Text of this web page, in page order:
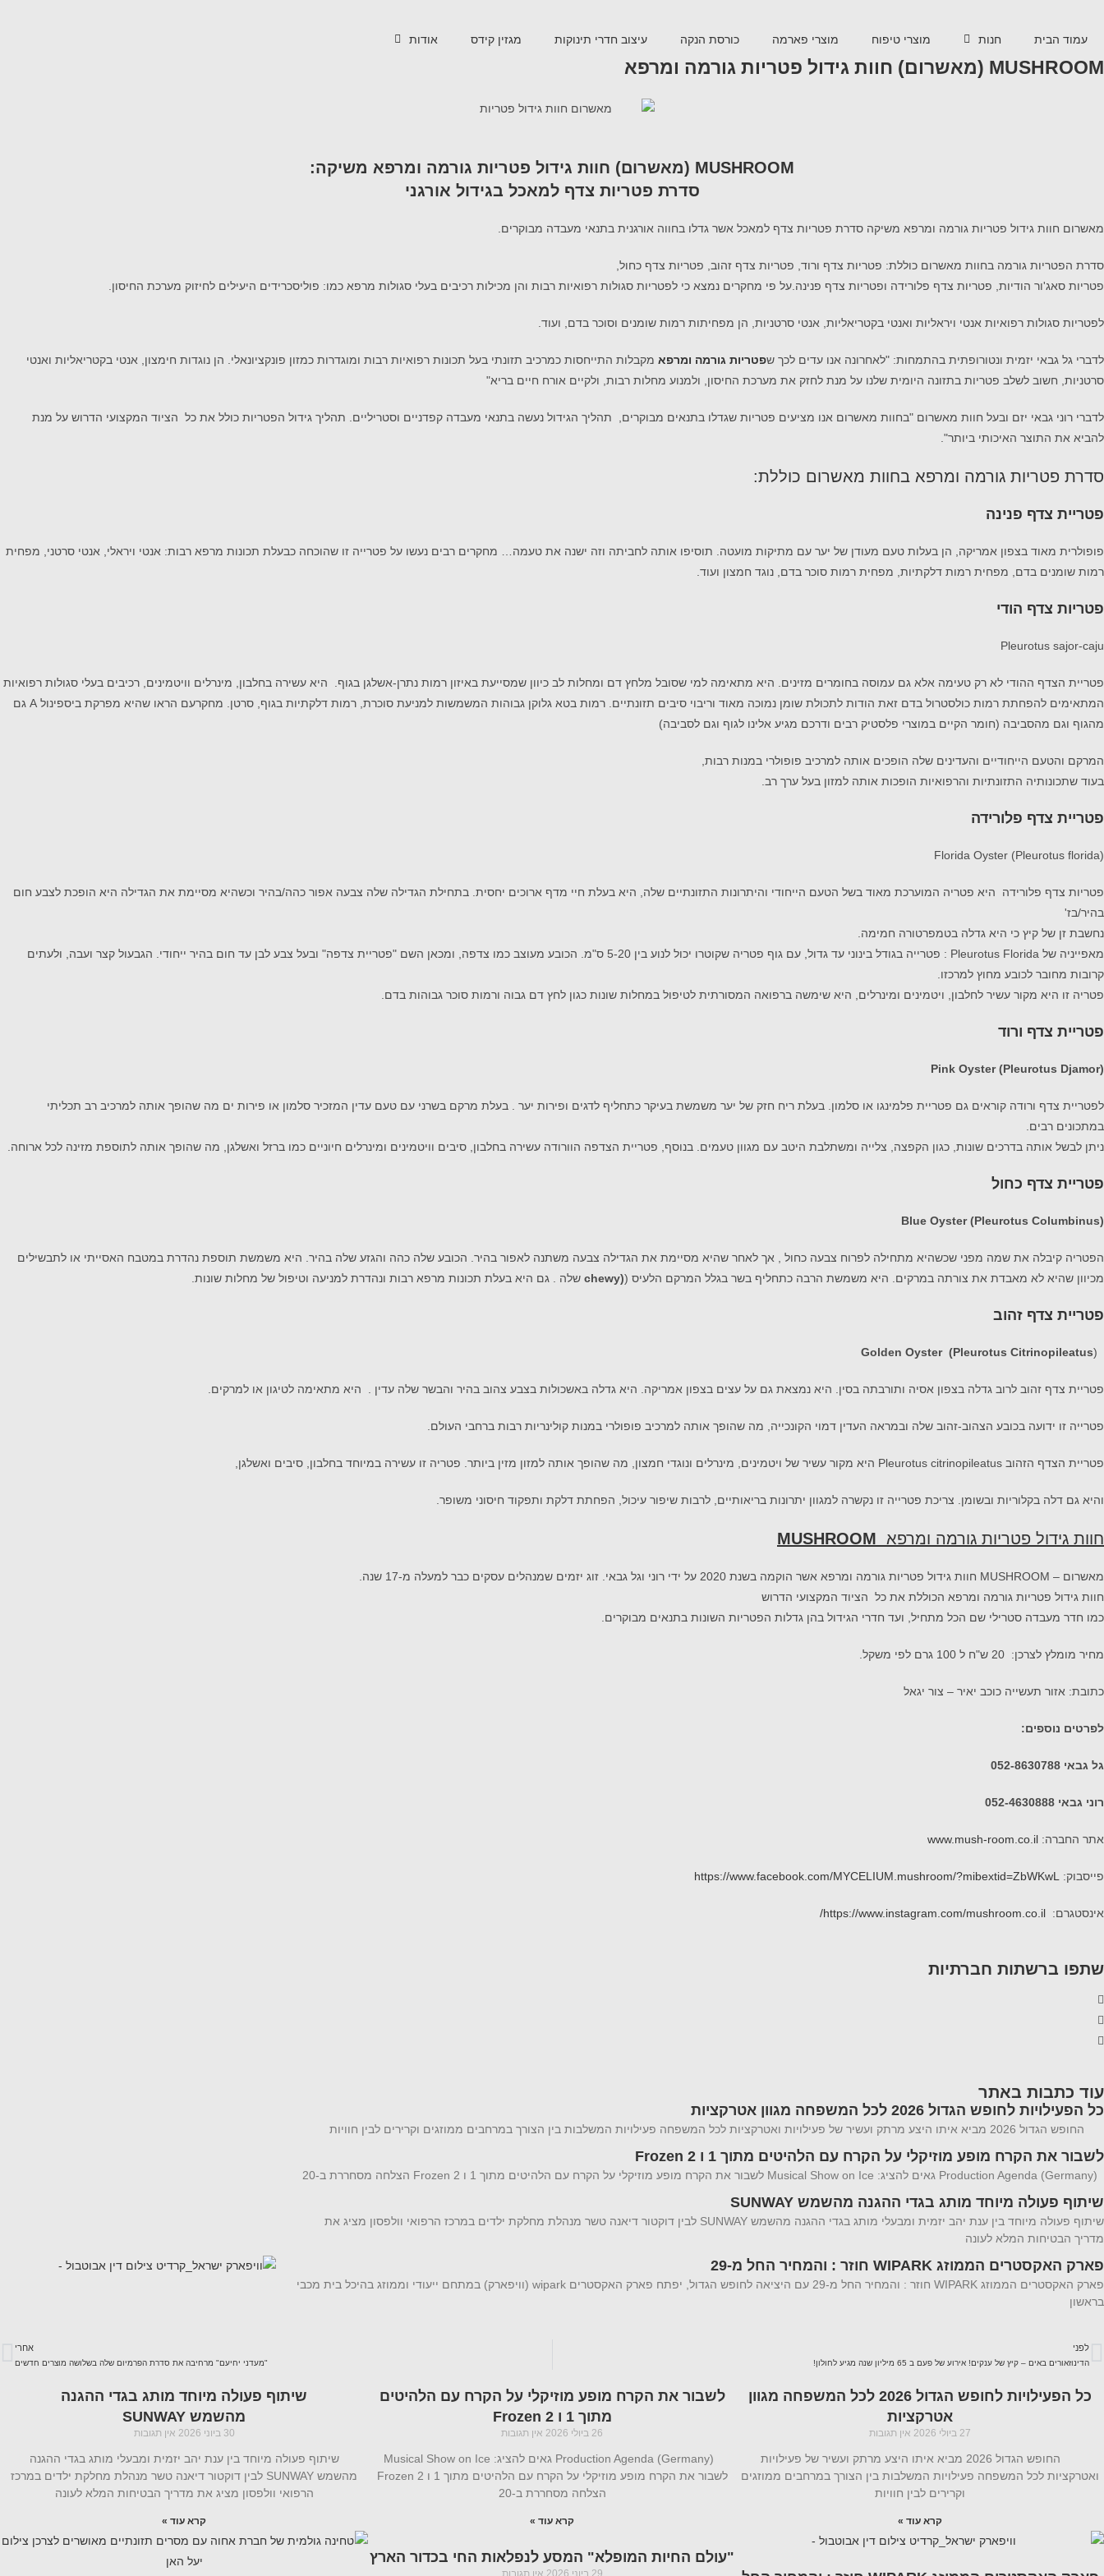
עמוד הבית חנות מוצרי טיפוח מוצרי פארמה כורסת הנקה עיצוב חדרי תינוקות מגזין קידס אודות
MUSHROOM (מאשרום) חוות גידול פטריות גורמה ומרפא
MUSHROOM (מאשרום) חוות גידול פטריות גורמה ומרפא משיקה:
סדרת פטריות צדף למאכל בגידול אורגני
מאשרום חוות גידול פטריות גורמה ומרפא משיקה סדרת פטריות צדף למאכל אשר גדלו בחווה אורגנית בתנאי מעבדה מבוקרים.
סדרת הפטריות גורמה בחוות מאשרום כוללת: פטריות צדף ורוד, פטריות צדף זהוב, פטריות צדף כחול,
פטריות סאג'ור הודיות, פטריות צדף פלורידה ופטריות צדף פנינה.על פי מחקרים נמצא כי לפטריות סגולות רפואיות רבות והן מכילות רכיבים בעלי סגולות מרפא כמו: פוליסכרידים היעילים לחיזוק מערכת החיסון.
לפטריות סגולות רפואיות אנטי ויראליות ואנטי בקטריאליות, אנטי סרטניות, הן מפחיתות רמות שומנים וסוכר בדם, ועוד.
לדברי גל גבאי יזמית ונטורופתית בהתמחות: "לאחרונה אנו עדים לכך שפטריות גורמה ומרפא מקבלות התייחסות כמרכיב תזונתי בעל תכונות רפואיות רבות ומוגדרות כמזון פונקציונאלי. הן נוגדות חימצון, אנטי בקטריאליות ואנטי
סרטניות, חשוב לשלב פטריות בתזונה היומית שלנו על מנת לחזק את מערכת החיסון, ולמנוע מחלות רבות, ולקיים אורח חיים בריא"
לדברי רוני גבאי יזם ובעל חוות מאשרום "בחוות מאשרום אנו מציעים פטריות שגדלו בתנאים מבוקרים, תהליך הגידול נעשה בתנאי מעבדה קפדניים וסטריליים. תהליך גידול הפטריות כולל את כל הציוד המקצועי הדרוש על מנת
להביא את התוצר האיכותי ביותר".
סדרת פטריות גורמה ומרפא בחוות מאשרום כוללת:
פטריית צדף פנינה
פופולרית מאוד בצפון אמריקה, הן בעלות טעם מעודן של יער עם מתיקות מועטה. תוסיפו אותה לחביתה וזה ישנה את טעמה… מחקרים רבים נעשו על פטרייה זו שהוכחה כבעלת תכונות מרפא רבות: אנטי ויראלי, אנטי סרטני, מפחית
רמות שומנים בדם, מפחית רמות דלקתיות, מפחית רמות סוכר בדם, נוגד חמצון ועוד.
פטריות צדף הודי
Pleurotus sajor-caju
פטריית הצדף ההודי לא רק טעימה אלא גם עמוסה בחומרים מזינים. היא מתאימה למי שסובל מלחץ דם ומחלות לב כיוון שמסייעת באיזון רמות נתרן-אשלגן בגוף. היא עשירה בחלבון, מינרלים וויטמינים, רכיבים בעלי סגולות רפואיות
המתאימים להפחתת רמות כולסטרול בדם זאת הודות לתכולת שומן נמוכה מאוד וריבוי סיבים תזונתיים. רמות בטא גלוקן גבוהות המשמשות למניעת סוכרת, רמות דלקתיות בגוף, סרטן. מחקרעם הראו שהיא מפרקת ביספינול A גם
מהגוף וגם מהסביבה (חומר הקיים במוצרי פלסטיק רבים ודרכם מגיע אלינו לגוף וגם לסביבה)
המרקם והטעם הייחודיים והעדינים שלה הופכים אותה למרכיב פופולרי במנות רבות,
בעוד שתכונותיה התזונתיות והרפואיות הופכות אותה למזון בעל ערך רב.
פטריית צדף פלורידה
Florida Oyster (Pleurotus florida)
פטריות צדף פלורידה היא פטריה המוערכת מאוד בשל הטעם הייחודי והיתרונות התזונתיים שלה, היא בעלת חיי מדף ארוכים יחסית. בתחילת הגדילה שלה צבעה אפור כהה/בהיר וכשהיא מסיימת את הגדילה היא הופכת לצבע חום
בהיר/בז'
נחשבת זן של קיץ כי היא גדלה בטמפרטורה חמימה.
מאפייניה של Pleurotus Florida : פטרייה בגודל בינוני עד גדול, עם גוף פטריה שקוטרו יכול לנוע בין 5-20 ס"מ. הכובע מעוצב כמו צדפה, ומכאן השם "פטריית צדפה" ובעל צבע לבן עד חום בהיר ייחודי. הגבעול קצר ועבה, ולעתים
קרובות מחובר לכובע מחוץ למרכזו.
פטריה זו היא מקור עשיר לחלבון, ויטמינים ומינרלים, היא שימשה ברפואה המסורתית לטיפול במחלות שונות כגון לחץ דם גבוה ורמות סוכר גבוהות בדם.
פטריית צדף ורוד
Pink Oyster (Pleurotus Djamor)
לפטריית צדף ורודה קוראים גם פטריית פלמינגו או סלמון. בעלת ריח חזק של יער משמשת בעיקר כתחליף לדגים ופירות יער . בעלת מרקם בשרני עם טעם עדין המזכיר סלמון או פירות ים מה שהופך אותה למרכיב רב תכליתי
במתכונים רבים.
ניתן לבשל אותה בדרכים שונות, כגון הקפצה, צלייה ומשתלבת היטב עם מגוון טעמים. בנוסף, פטריית הצדפה הוורודה עשירה בחלבון, סיבים וויטמינים ומינרלים חיוניים כמו ברזל ואשלגן, מה שהופך אותה לתוספת מזינה לכל ארוחה.
פטריית צדף כחול
Blue Oyster (Pleurotus Columbinus)
הפטריה קיבלה את שמה מפני שכשהיא מתחילה לפרוח צבעה כחול , אך לאחר שהיא מסיימת את הגדילה צבעה משתנה לאפור בהיר. הכובע שלה כהה והגזע שלה בהיר. היא משמשת תוספת נהדרת במטבח האסייתי או לתבשילים
מכיוון שהיא לא מאבדת את צורתה במרקים. היא משמשת הרבה כתחליף בשר בגלל המרקם הלעיס ((chewy שלה . גם היא בעלת תכונות מרפא רבות ונהדרת למניעה וטיפול של מחלות שונות.
פטריית צדף זהוב
(
Pleurotus Citrinopileatus
)
Golden Oyster
פטריית צדף זהוב לרוב גדלה בצפון אסיה ותורבתה בסין. היא נמצאת גם על עצים בצפון אמריקה. היא גדלה באשכולות בצבע צהוב בהיר והבשר שלה עדין . היא מתאימה לטיגון או למרקים.
פטרייה זו ידועה בכובע הצהוב-זהוב שלה ובמראה העדין דמוי הקונכייה, מה שהופך אותה למרכיב פופולרי במנות קולינריות רבות ברחבי העולם.
פטריית הצדף הזהוב Pleurotus citrinopileatus היא מקור עשיר של ויטמינים, מינרלים ונוגדי חמצון, מה שהופך אותה למזון מזין ביותר. פטריה זו עשירה במיוחד בחלבון, סיבים ואשלגן,
והיא גם דלה בקלוריות ובשומן. צריכת פטרייה זו נקשרה למגוון יתרונות בריאותיים, לרבות שיפור עיכול, הפחתת דלקת ותפקוד חיסוני משופר.
חוות גידול פטריות גורמה ומרפא MUSHROOM
מאשרום – MUSHROOM חוות גידול פטריות גורמה ומרפא אשר הוקמה בשנת 2020 על ידי רוני וגל גבאי. זוג יזמים שמנהלים עסקים כבר למעלה מ-17 שנה.
חוות גידול פטריות גורמה ומרפא הכוללת את כל הציוד המקצועי הדרוש
כמו חדר מעבדה סטרילי שם הכל מתחיל, ועד חדרי הגידול בהן גדלות הפטריות השונות בתנאים מבוקרים.
מחיר מומלץ לצרכן: 20 ש"ח ל 100 גרם לפי משקל.
כתובת: אזור תעשייה כוכב יאיר – צור יגאל
לפרטים נוספים:
גל גבאי 052-8630788
רוני גבאי 052-4630888
אתר החברה: www.mush-room.co.il
פייסבוק: https://www.facebook.com/MYCELIUM.mushroom/?mibextid=ZbWKwL
אינסטגרם: https://www.instagram.com/mushroom.co.il/
שתפו ברשתות חברתיות
עוד כתבות באתר
כל הפעילויות לחופש הגדול 2026 לכל המשפחה מגוון אטרקציות
החופש הגדול 2026 מביא איתו היצע מרתק ועשיר של פעילויות ואטרקציות לכל המשפחה פעילויות המשלבות בין הצורך במרחבים ממוזגים וקרירים לבין חוויות
לשבור את הקרח מופע מוזיקלי על הקרח עם הלהיטים מתוך 1 ו Frozen 2
שיתוף פעולה מיוחד מותג בגדי ההגנה מהשמש SUNWAY
שיתוף פעולה מיוחד בין ענת יהב יזמית ומבעלי מותג בגדי ההגנה מהשמש SUNWAY לבין דוקטור דיאנה טשר מנהלת מחלקת ילדים במרכז הרפואי וולפסון מציג את
מדריך הבטיחות המלא לעונה
פארק האקסטרים הממוזג WIPARK חוזר : והמחיר החל מ-29
פארק האקסטרים הממוזג WIPARK חוזר : והמחיר החל מ-29 עם היציאה לחופש הגדול, יפתח פארק האקסטרים wipark (וויפארק) במתחם ייעודי וממוזג בהיכל בית מכבי
בראשון
לפני
הדינוזאורים באים – קיץ של ענקים! אירוע של פעם ב 65 מיליון שנה מגיע לחולון!
אחרי
"מעדני יחיעם" מרחיבה את סדרת הפרמיום שלה בשלושה מוצרים חדשים
כל הפעילויות לחופש הגדול 2026 לכל המשפחה מגוון
אטרקציות
27 ביולי 2026 אין תגובות
החופש הגדול 2026 מביא איתו היצע מרתק ועשיר של פעילויות
ואטרקציות לכל המשפחה פעילויות המשלבות בין הצורך במרחבים ממוזגים
וקרירים לבין חוויות
קרא עוד »
לשבור את הקרח מופע מוזיקלי על הקרח עם הלהיטים
מתוך 1 ו Frozen 2
26 ביולי 2026 אין תגובות
Production Agenda (Germany) גאים להציג: Musical Show on Ice
לשבור את הקרח מופע מוזיקלי על הקרח עם הלהיטים מתוך 1 ו Frozen 2
הצלחה מסחררת ב-20
קרא עוד »
שיתוף פעולה מיוחד מותג בגדי ההגנה
מהשמש SUNWAY
30 ביוני 2026 אין תגובות
שיתוף פעולה מיוחד בין ענת יהב יזמית ומבעלי מותג בגדי ההגנה
מהשמש SUNWAY לבין דוקטור דיאנה טשר מנהלת מחלקת ילדים במרכז
הרפואי וולפסון מציג את מדריך הבטיחות המלא לעונה
קרא עוד »
"עולם החיות המופלא" המסע לנפלאות החי בכדור הארץ
29 ביוני 2026 אין תגובות